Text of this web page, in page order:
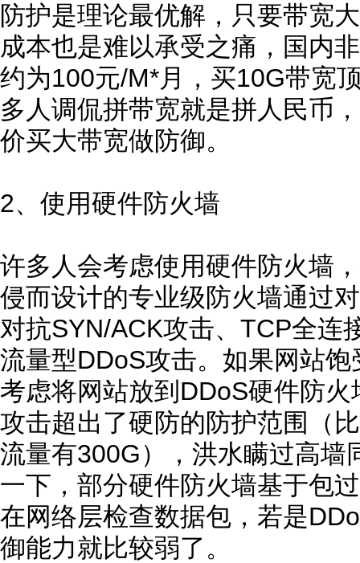
防护是理论最优解，只要带宽
成本也是难以承受之痛，国内
约为100元/M*月，买10G带宽
多人调侃拼带宽就是拼人民币
价买大带宽做防御。
2、使用硬件防火墙
许多人会考虑使用硬件防火墙
侵而设计的专业级防火墙通过
对抗SYN/ACK攻击、TCP全连
流量型DDoS攻击。如果网站
考虑将网站放到DDoS硬件防
攻击超出了硬防的防护范围（
流量有300G），洪水瞒过高墙
一下，部分硬件防火墙基于包
在网络层检查数据包，若是
御能力就比较弱了。